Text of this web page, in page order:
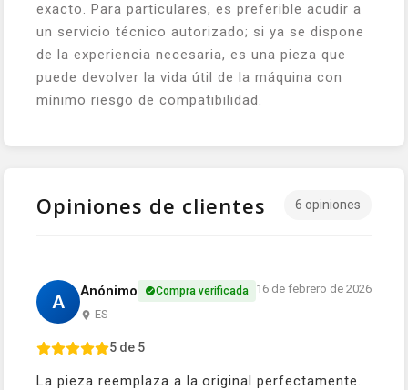
exacto. Para particulares, es preferible acudir a
un servicio técnico autorizado; si ya se dispone
de la experiencia necesaria, es una pieza que
puede devolver la vida útil de la máquina con
mínimo riesgo de compatibilidad.
Opiniones de clientes 6 opiniones
A Anónimo Compra verificada
ES
16 de febrero de 2026
5 de 5
La pieza reemplaza a la.original perfectamente.